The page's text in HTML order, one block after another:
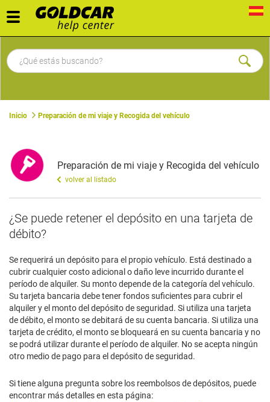
Toggle
navigation
Inicio Preparación de mi viaje y Recogida del vehículo
Preparación de mi viaje y Recogida del vehículo
volver al listado
​¿Se puede retener el depósito en una tarjeta de
débito?
Se requerirá un depósito para el propio vehículo. Está destinado a
cubrir cualquier costo adicional o daño leve incurrido durante el
período de alquiler. Su monto depende de la categoría del vehículo.
Su tarjeta bancaria debe tener fondos suficientes para cubrir el
alquiler y el monto del depósito de seguridad. Si utiliza una tarjeta
de débito, el monto se debitará de su cuenta bancaria. Si utiliza una
tarjeta de crédito, el monto se bloqueará en su cuenta bancaria y no
se podrá utilizar durante el período de alquiler. No se acepta ningún
otro medio de pago para el depósito de seguridad.
Si tiene alguna pregunta sobre los reembolsos de depósitos, puede
encontrar más detalles en esta página: